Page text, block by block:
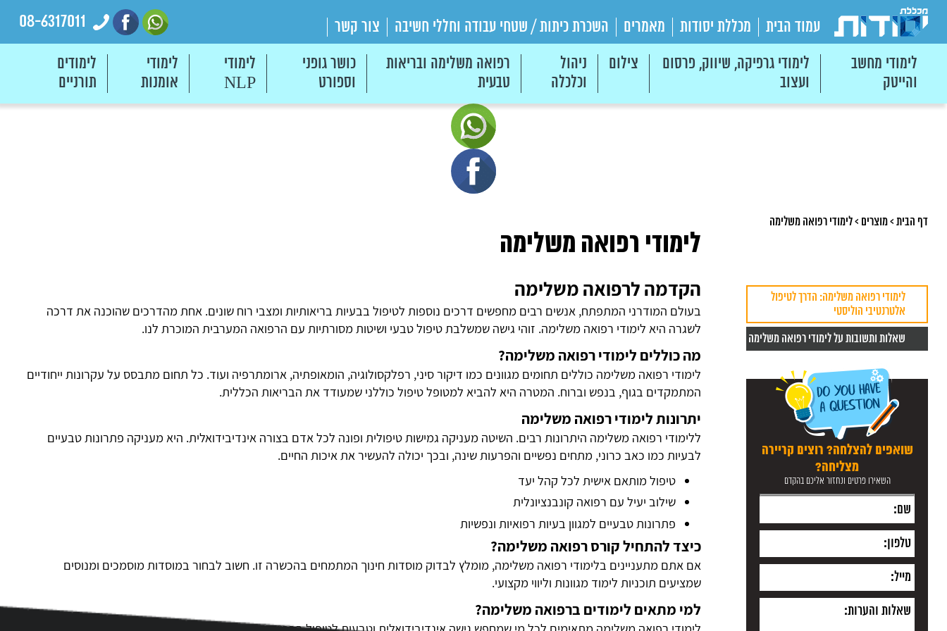
עמוד הבית מכללת יסודות מאמרים השכרת כיתות / שטחי עבודה וחללי חשיבה צור קשר 08-6317011
לימודי מחשב
והייטק
לימודי גרפיקה, שיווק, פרסום
ועצוב
צילום
ניהול
וכלכלה
רפואה משלימה ובריאות
טבעית
כושר גופני
וספורט
לימודי
NLP
לימודי
אומנות
לימודים
תורניים
דף הבית>מוצרים >לימודי רפואה משלימה
לימודי רפואה משלימה: הדרך לטיפול
אלטרנטיבי הוליסטי
שאלות ותשובות על לימודי רפואה משלימה
שואפים להצלחה? רוצים קריירה
מצליחה?
השאירו פרטים ונחזור אליכם בהקדם
לימודי רפואה משלימה
הקדמה לרפואה משלימה
בעולם המודרני המתפתח, אנשים רבים מחפשים דרכים נוספות לטיפול בבעיות בריאותיות ומצבי רוח שונים. אחת מהדרכים שהוכנה את דרכה
לשגרה היא לימודי רפואה משלימה. זוהי גישה שמשלבת טיפול טבעי ושיטות מסורתיות עם הרפואה המערבית המוכרת לנו.
מה כוללים לימודי רפואה משלימה?
לימודי רפואה משלימה כוללים תחומים מגוונים כמו דיקור סיני, רפלקסולוגיה, הומאופתיה, ארומתרפיה ועוד. כל תחום מתבסס על עקרונות ייחודיים
המתמקדים בגוף, בנפש וברוח. המטרה היא להביא למטופל טיפול כוללני שמעודד את הבריאות הכללית.
יתרונות לימודי רפואה משלימה
ללימודי רפואה משלימה היתרונות רבים. השיטה מעניקה גמישות טיפולית ופונה לכל אדם בצורה אינדיבידואלית. היא מעניקה פתרונות טבעיים
לבעיות כמו כאב כרוני, מתחים נפשיים והפרעות שינה, ובכך יכולה להעשיר את איכות החיים.
טיפול מותאם אישית לכל קהל יעד
שילוב יעיל עם רפואה קונבנציונלית
פתרונות טבעיים למגוון בעיות רפואיות ונפשיות
כיצד להתחיל קורס רפואה משלימה?
אם אתם מתעניינים בלימודי רפואה משלימה, מומלץ לבדוק מוסדות חינוך המתמחים בהכשרה זו. חשוב לבחור במוסדות מוסמכים ומנוסים
שמציעים תוכניות לימוד מגוונות וליווי מקצועי.
למי מתאים לימודים ברפואה משלימה?